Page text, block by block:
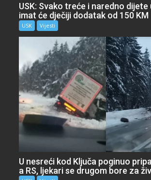
USK: Svako treće i naredno
imat će dječiji dodatak od 150 KM
USK Vijesti
U nesreći kod Ključa poginuo
a RS, ljekari se drugom bore za